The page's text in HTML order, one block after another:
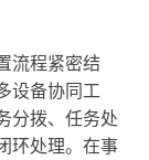
流程紧密结
设备协同工
分拨、任务处
环处理。在事